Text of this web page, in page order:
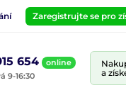
Zaregistrujte se pro
654
online
9-16:30
a